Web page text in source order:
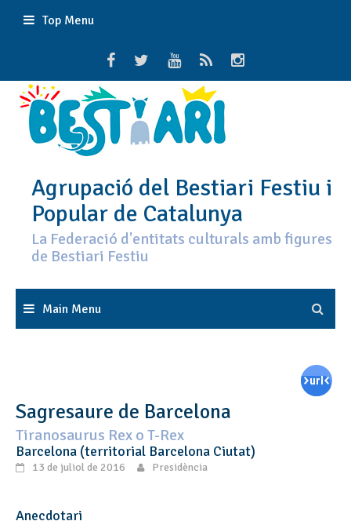
Top Menu
Agrupació del Bestiari Festiu i
Popular de Catalunya
La Federació d'entitats culturals amb figures
de Bestiari Festiu
Main Menu
Sagresaure de Barcelona
Tiranosaurus Rex o T-Rex
Barcelona (territorial Barcelona Ciutat)
13 de juliol de 2016 Presidència
Anecdotari